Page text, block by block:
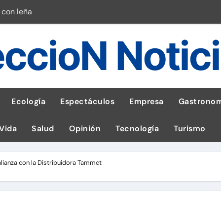
leña
de GEI en sus operaciones
de celular según OSIPTEL
guía para las familias
en la fuerza de un volcán
en Latam
Ecología Espectáculos Empresa
Salud Opinión Tecnología Turismo
con la Distribuidora Tammet